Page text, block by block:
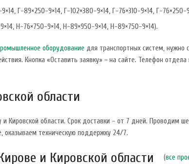
Г-89×250-9×14, Г-102×380-9×14, Г-76×310-9×14, Г-76×250-
Н-76×750-9×14, Н-89×950-9×14, Н-89×750-9×14).
оборудование для транспортных систем, нужно
Кнопка «Оставить заявку» − на сайте. Телефон
области
Кировской области. Срок доставки - от 7 дней. Проводим
оказываем техническую поддержку 24/7.
и Кировской области (все